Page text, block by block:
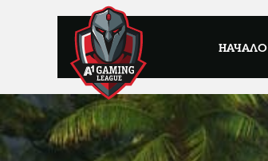
НАЧАЛО